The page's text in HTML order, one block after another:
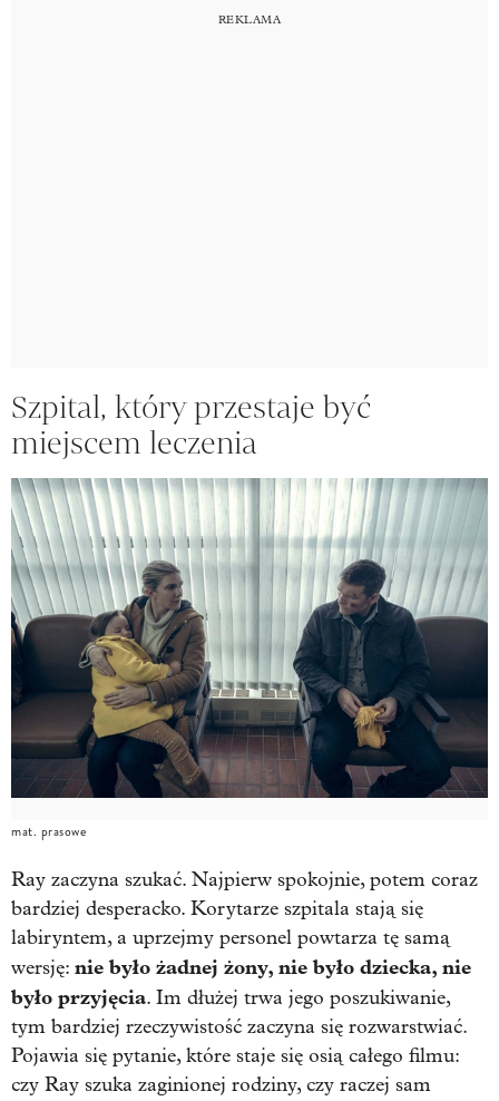
Szpital, który przestaje być
miejscem leczenia
mat. prasowe
Ray zaczyna szukać. Najpierw spokojnie, potem coraz
bardziej desperacko. Korytarze szpitala stają się
labiryntem, a uprzejmy personel powtarza tę samą
wersję: nie było żadnej żony, nie było dziecka, nie
było przyjęcia. Im dłużej trwa jego poszukiwanie,
tym bardziej rzeczywistość zaczyna się rozwarstwiać.
Pojawia się pytanie, które staje się osią całego filmu:
czy Ray szuka zaginionej rodziny, czy raczej sam